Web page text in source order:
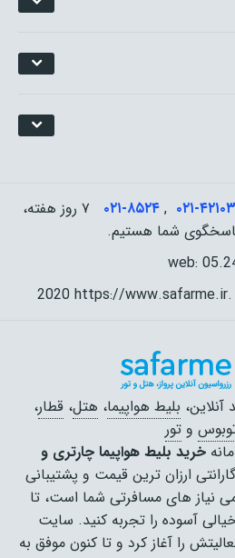
۰۲۱-۴٢١٠٣ ,۰۲۱-۸۵۲۴
۷ روز هفته،
web:
2020 https://www.safarme.ir.
بلیط هواپیما، هتل، قطار،
و تور
خرید بلیط هواپیما چارتری و
ارزان ترین قیمت و پشتیبانی
نیاز های مسافرتی شما است، تا
آسوده را تجربه کنید. سایت
سال 1394 فعالیتش را آغاز کرد و تا کنون موفق به